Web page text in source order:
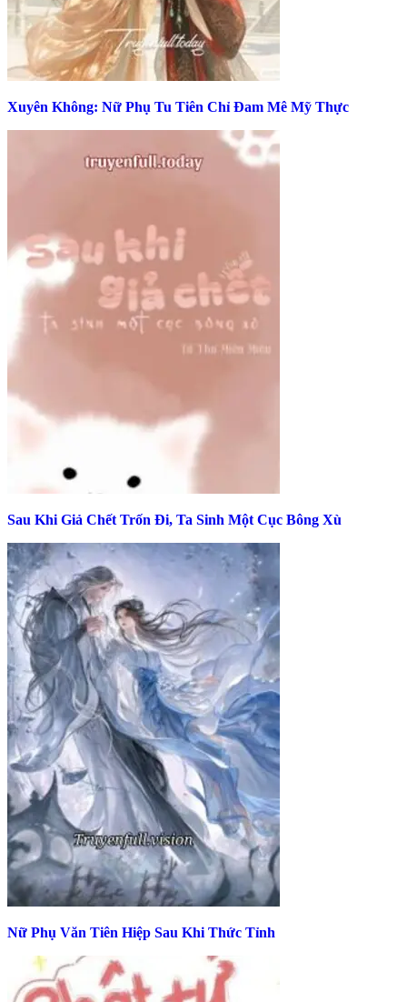
Xuyên Không: Nữ Phụ Tu Tiên Chỉ Đam Mê Mỹ Thực
Sau Khi Giả Chết Trốn Đi, Ta Sinh Một Cục Bông Xù
Nữ Phụ Văn Tiên Hiệp Sau Khi Thức Tỉnh